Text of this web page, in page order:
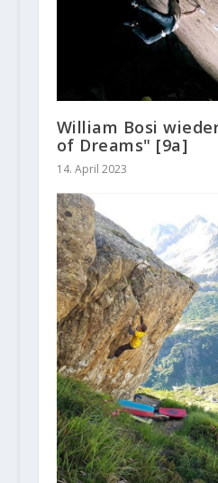
William Bosi
of Dreams" [9a]
14. April 2023